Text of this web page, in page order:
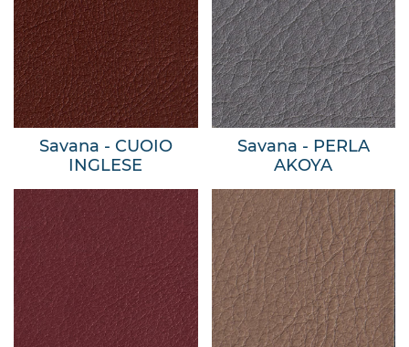
Savana - CUOIO
INGLESE
Savana - PERLA
AKOYA